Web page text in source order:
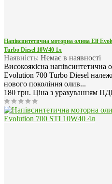
Напівсинтетична моторна олива Elf
Turbo Diesel 10W40 1л
Наявність: Немає в наявності
Високоякісна напівсинтетична
Evolution 700 Turbo Diesel
нового покоління олив...
180 грн. Ціна з урахуванням